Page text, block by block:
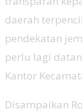
daerah
pendekatan
perlu lagi
Kantor
Disampaikan